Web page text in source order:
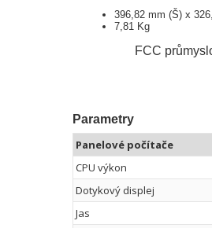
396,82 mm (Š) x
7,81 Kg
FCC
Parametry
Panelové počítače
CPU výkon
Dotykový displej
Jas